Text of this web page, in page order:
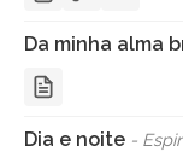
Da minha alma
Dia e noite -